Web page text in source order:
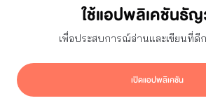
ใช้แอปพลิเคชันธั
เพื่อประสบการณ์อ่านและเขียนที่ดี
เปิดแอปพลิเคชัน
“​เี๋​พ่​ั​แ่​จะ​หา​คขัรถ​ให้​หู​
า​ระห่า​ที่ั่​ิข้า​พร้ห้าพร้ตา​